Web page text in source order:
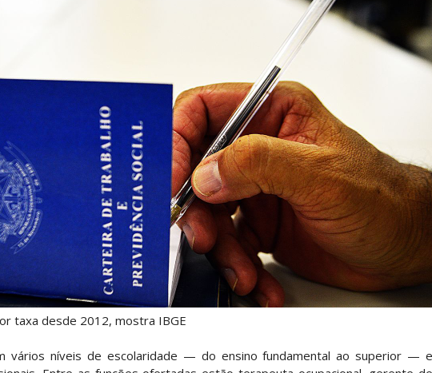
taxa desde 2012, mostra IBGE
vários níveis de escolaridade — do ensino fundamental ao superior — e